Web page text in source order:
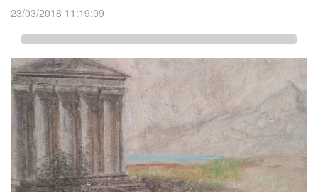
23/03/2018 11:19:09